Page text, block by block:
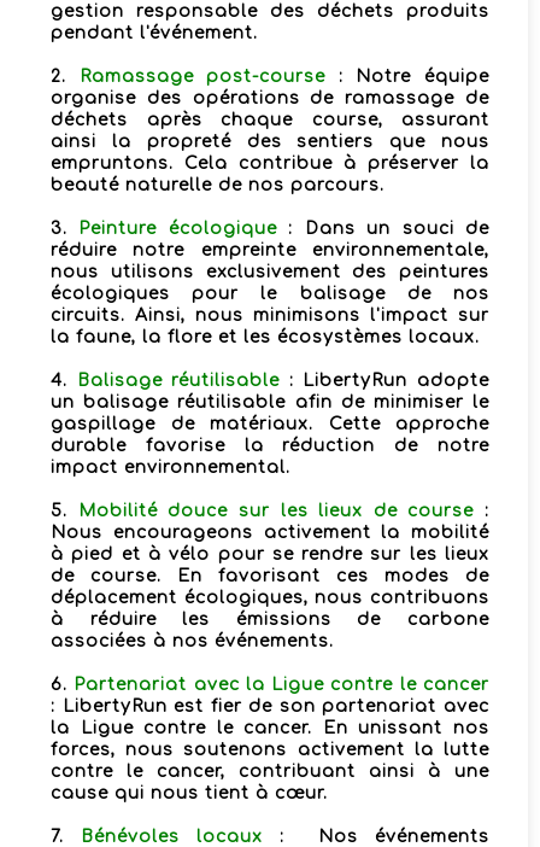
gestion responsable des déchets produits
pendant l'événement.
2. Ramassage post-course : Notre équipe
organise des opérations de ramassage de
déchets après chaque course, assurant
ainsi la propreté des sentiers que nous
empruntons. Cela contribue à préserver la
beauté naturelle de nos parcours.
3. Peinture écologique: Dans un souci de
réduire notre empreinte environnementale,
nous utilisons exclusivement des peintures
écologiques pour le balisage de nos
circuits. Ainsi, nous minimisons l'impact sur
la faune, la flore et les écosystèmes locaux.
4. Balisage réutilisable : LibertyRun adopte
un balisage réutilisable afin de minimiser le
gaspillage de matériaux. Cette approche
durable favorise la réduction de notre
impact environnemental.
5. Mobilité douce sur les lieux de course :
Nous encourageons activement la mobilité
à pied et à vélo pour se rendre sur les lieux
de course. En favorisant ces modes de
déplacement écologiques, nous contribuons
à réduire les émissions de carbone
associées à nos événements.
6. Partenariat avec la Ligue contre le cancer
: LibertyRun est fier de son partenariat avec
la Ligue contre le cancer. En unissant nos
forces, nous soutenons activement la lutte
contre le cancer, contribuant ainsi à une
cause qui nous tient à cœur.
7. Bénévoles locaux : Nos événements